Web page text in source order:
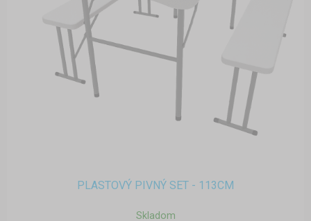
PLASTOVÝ PIVNÝ SET - 113CM
Skladom